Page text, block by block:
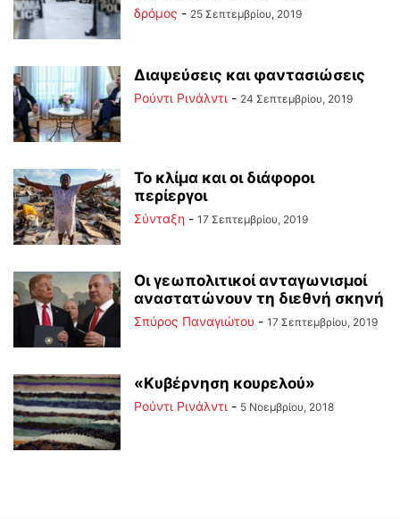
δρόμος - 25 Σεπτεμβρίου, 2019
Διαψεύσεις και φαντασιώσεις
Ρούντι Ρινάλντι - 24 Σεπτεμβρίου, 2019
Το κλίμα και οι διάφοροι
περίεργοι
Σύνταξη - 17 Σεπτεμβρίου, 2019
Οι γεωπολιτικοί ανταγωνισμοί
αναστατώνουν τη διεθνή σκηνή
Σπύρος Παναγιώτου - 17 Σεπτεμβρίου, 2019
«Κυβέρνηση κουρελού»
Ρούντι Ρινάλντι - 5 Νοεμβρίου, 2018